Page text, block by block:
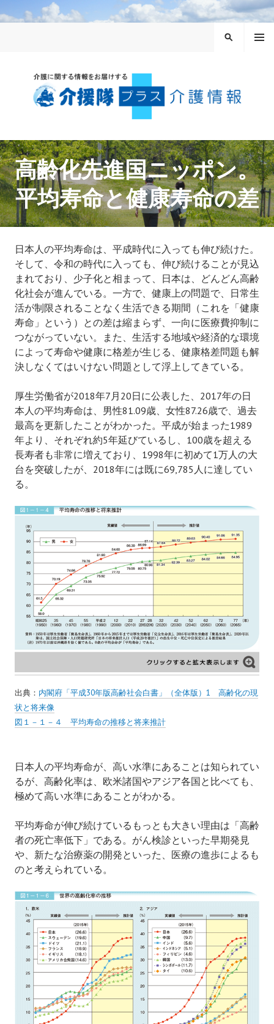
ン
プ 介援隊プラス
ー
検
高齢化先進国ニッポン。
平均寿命と健康寿命の差
日本人の平均寿命は、平成時代に入っても伸び続けた。
そして、令和の時代に入っても、伸び続けることが見込
まれており、少子化と相まって、日本は、どんどん高齢
化社会が進んでいる。一方で、健康上の問題で、日常生
活が制限されることなく生活できる期間（これを「健康
寿命」という）との差は縮まらず、一向に医療費抑制に
つながっていない。また、生活する地域や経済的な環境
によって寿命や健康に格差が生じる、健康格差問題も解
決しなくてはいけない問題として浮上してきている。
厚生労働省が2018年7月20日に公表した、2017年の日
本人の平均寿命は、男性81.09歳、女性87.26歳で、過去
最高を更新したことがわかった。平成が始まった1989
年より、それぞれ約5年延びているし、100歳を超える
長寿者も非常に増えており、1998年に初めて1万人の大
台を突破したが、2018年には既に69,785人に達してい
る。
出典： 内閣府「平成30年版高齢社会白書」（全体版）1 高齢化の現
状と将来像
図１－１－４ 平均寿命の推移と将来推計
日本人の平均寿命が、高い水準にあることは知られてい
るが、高齢化率は、欧米諸国やアジア各国と比べても、
極めて高い水準にあることがわかる。
平均寿命が伸び続けているもっとも大きい理由は「高齢
者の死亡率低下」である。がん検診といった早期発見
や、新たな治療薬の開発といった、医療の進歩によるも
のと考えられている。